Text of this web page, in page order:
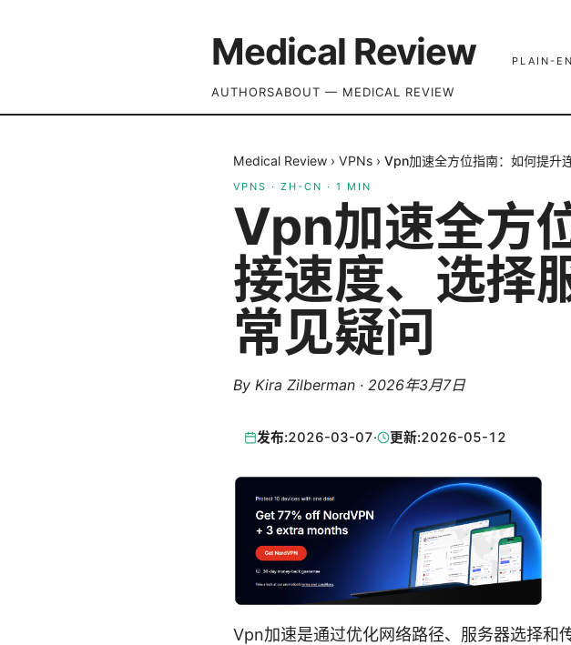
Medical Review PLAIN-
AUTHORSABOUT — MEDICAL REVIEW
Medical Review › VPNs › Vpn加速全方位指南：如何提升
VPNS · ZH-CN · 1 MIN
Vpn加速全方
接速度、选择
常见疑问
By Kira Zilberman · 2026年3月7日
发布:2026-03-07· 更新:2026-05-12
Vpn加速是通过优化网络路径、服务器选择和